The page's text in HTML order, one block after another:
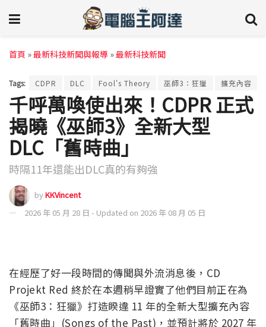
首頁 »最新科技新聞與報導 »最新科技新聞
Tags: CDPR DLC Fool's Theory 巫師3：狂獵 擴充內容
千呼萬喚使出來！CDPR 正式
揭曉《巫師3》全新大型
DLC「舊時曲」
時隔11年還能出DLC真的有夠強
byKKVincent
2026 年 05 月 28 日 - Updated on 2026 年 08 月 05 日
在經歷了好一段時間的傳聞與外流消息後，CD
Projekt Red 終於在本週稍早證實了他們目前正在為
《巫師3：狂獵》打造睽違 11 年的全新大型擴充內容
「舊時曲」(Songs of the Past)，並預計將於 2027 年